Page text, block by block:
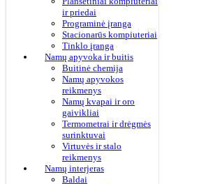
ir priedai
Programinė įranga
Stacionarūs kompiuteriai
Tinklo įranga
Namų apyvoka ir buitis
Buitinė chemija
Namų apyvokos
reikmenys
Namų kvapai ir oro
gaivikliai
Termometrai ir drėgmės
surinktuvai
Virtuvės ir stalo
reikmenys
Namų interjeras
Baldai